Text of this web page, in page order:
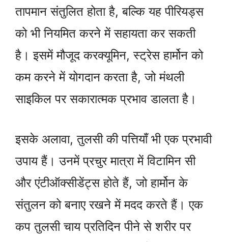
तापमान संतुलित होता है, बल्कि यह पीरियड्स
को भी नियमित करने में सहायता कर सकती
है। इसमें मौजूद करक्यूमिन, स्ट्रेस हार्मोन को
कम करने में योगदान करता है, जो मंथली
साइकिल पर सकारात्मक प्रभाव डालता है।
इसके अलावा, तुलसी की पत्तियाँ भी एक प्रभावी
उपाय हैं। उनमें प्रचुर मात्रा में विटामिन सी
और एंटीऑक्सीडेंट्स होते हैं, जो हार्मोन के
संतुलन को बनाए रखने में मदद करते हैं। एक
कप तुलसी चाय प्रतिदिन पीने से शरीर पर